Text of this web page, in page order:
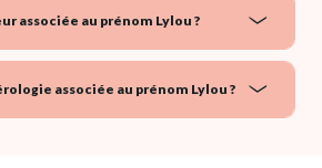
associée au prénom Lylou ?
associée au prénom Lylou ?